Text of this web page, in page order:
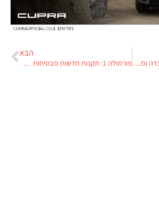
רמאים נמאסתם: גם טויוטה, הונדה ומאזדה מצאו שלדים בארונות שלהן
הבא
פורמולה 1: תקנות חדשות מבטיחות מירוצים צמודים והשפעה על כל תעשיית הרכב